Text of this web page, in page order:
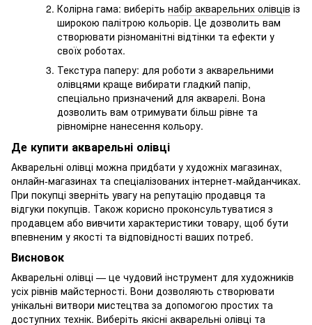
Колірна гама: виберіть набір акварельних олівців із
широкою палітрою кольорів. Це дозволить вам
створювати різноманітні відтінки та ефекти у
своїх роботах.
Текстура паперу: для роботи з акварельними
олівцями краще вибирати гладкий папір,
спеціально призначений для акварелі. Вона
дозволить вам отримувати більш рівне та
рівномірне нанесення кольору.
Де купити акварельні олівці
Акварельні олівці можна придбати у художніх магазинах,
онлайн-магазинах та спеціалізованих інтернет-майданчиках.
При покупці зверніть увагу на репутацію продавця та
відгуки покупців. Також корисно проконсультуватися з
продавцем або вивчити характеристики товару, щоб бути
впевненим у якості та відповідності ваших потреб.
Висновок
Акварельні олівці — це чудовий інструмент для художників
усіх рівнів майстерності. Вони дозволяють створювати
унікальні витвори мистецтва за допомогою простих та
доступних технік. Виберіть якісні акварельні олівці та